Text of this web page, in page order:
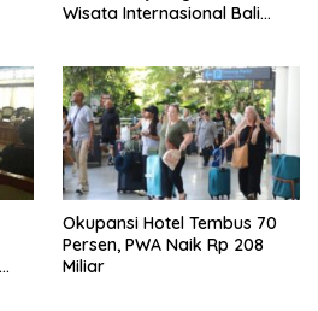
Wisata Internasional Bali
Okupansi Hotel Tembus 70
Persen, PWA Naik Rp 208
Miliar